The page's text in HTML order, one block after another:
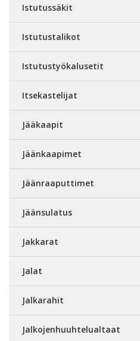
Istutussäkit
Istutustalikot
Istutustyökalusetit
Itsekastelijat
Jääkaapit
Jäänkaapimet
Jäänraaputtimet
Jäänsulatus
Jakkarat
Jalat
Jalkarahit
Jalkojenhuuhtelualtaat